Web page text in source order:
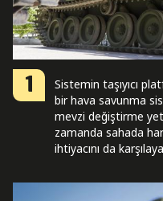
1
Sistemin taşıyıcı
bir hava savunma
mevzi değiştirme
zamanda sahada
ihtiyacını da